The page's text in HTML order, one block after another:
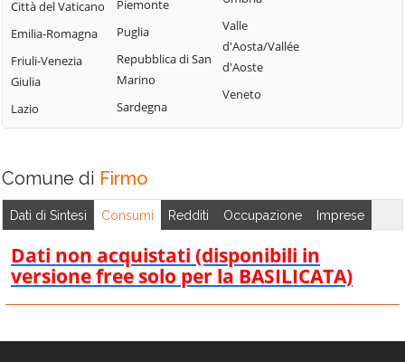
Bonifati
Buonvicino
Calopezzati
Cariati
Carolei
Carpanzano
Casali del Manco
Cassano all'Ionio
Longobucco
Lungro
Luzzi
Mandatoriccio
Mangone
Marchesato
Marano
San Giovanni in
Fiore
San Lorenzo
Vallo
Argentano
Finita
San Nicola Arcella
Città del Vaticano
Emilia-Romagna
Friuli-Venezia
Giulia
Lazio
Piemonte
Puglia
Repubblica di San
Marino
Sardegna
Valle
d'Aosta/Vallée
d'Aoste
Veneto
Comune di Firmo
Dati di Sintesi Consumi Redditi Occupazione Imprese
Dati non acquistati (disponibili in
versione free solo per la BASILICATA)